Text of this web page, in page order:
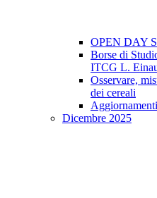
OPEN DAY
Borse di
ITCG L.
Osservare,
dei cereali
Dicembre 2025